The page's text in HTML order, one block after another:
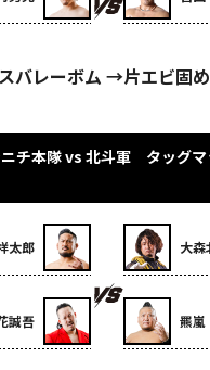
バレーボム →片エビ固め
チ本隊 vs 北斗軍 タッグ
太郎
誠吾
大森
羆嵐